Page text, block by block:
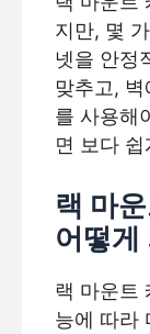
지만, 몇
넷을 안정
맞추고,
를 사용해
면 보다
랙 마
어떻게
랙 마운트
능에 따라